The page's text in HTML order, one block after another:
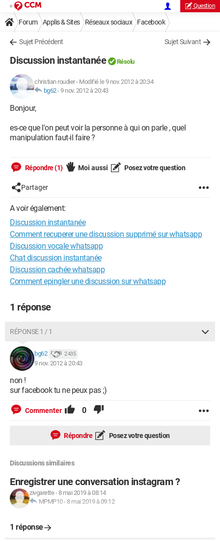
Question
Forum Applis & Sites Réseaux sociaux Facebook
Sujet Précédent Sujet Suivant
Discussion instantanée Résolu
christian roudier- Modifié le 9 nov. 2012 à 20:34
bg62-9 nov. 2012 à 20:43
Bonjour,
es-ce que l'on peut voir la personne à qui on parle , quel
manipulation faut-il faire ?
Répondre (1) Moi aussi Posez votre question
Partager
A voir également:
Discussion instantanée
Comment recuperer une discussion supprimé sur whatsapp
Discussion vocale whatsapp
Chat discussion instantanée
Discussion cachée whatsapp
Comment epingler une discussion sur whatsapp
1 réponse
RÉPONSE 1 / 1
bg62 2 435
9 nov. 2012 à 20:43
non !
sur facebook tu ne peux pas ;)
Commenter 0
Répondre Posez votre question
Discussions similaires
Enregistrer une conversation instagram ?
zivgarette-8 mai 2019 à 08:14
MPMP10- 8 mai 2019 à 09:12
1 réponse